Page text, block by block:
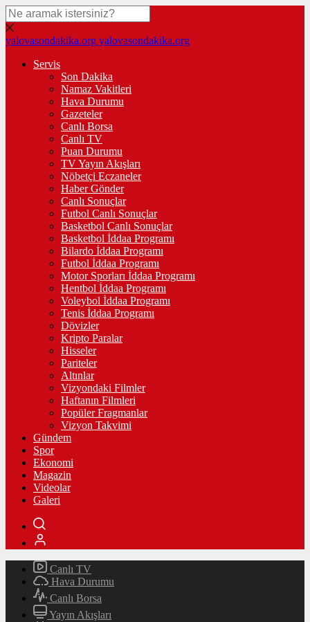
yalovasondakika.org yalovasondakika.org
Servis
Son Dakika
Namaz Vakitleri
Hava Durumu
Gazeteler
Canlı Borsa
Canlı TV
Puan Durumu
TV Yayın Akışları
Nöbetçi Eczaneler
Haber Gönder
Canlı Sonuçlar
Futbol Canlı Sonuçlar
Basketbol Canlı Sonuçlar
Basketbol İddaa Programı
Bilardo İddaa Programı
Futbol İddaa Programı
Motor Sporları İddaa Programı
Hentbol İddaa Programı
Voleybol İddaa Programı
Tenis İddaa Programı
Dövizler
Kripto Paralar
Hisseler
Pariteler
Altınlar
Vizyondaki Filmler
Haftanın Filmleri
Popüler Fragmanlar
Vizyon Takvimi
Gündem
Spor
Ekonomi
Magazin
Videolar
Galeri
Canlı TV
Hava Durumu
Canlı Borsa
Yayın Akışları